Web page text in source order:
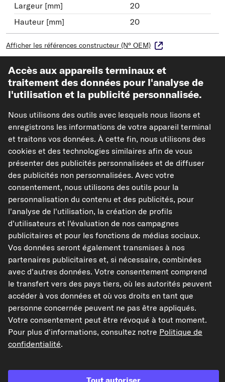
Largeur [mm]
20
Hauteur [mm]
20
Afficher les références constructeur (N° OEM)
FEBI BILSTEIN Bouchon fileté, boîte de
Réf : 173874
Serviceinf
ormation
ormation
Serviceinf
Serviceinf
2,98 €
TVA de 20% incluse,
Accès aux appareils terminaux et
traitement des données pour l'analyse de
l'utilisation et la publicité personnalisée.
Nous utilisons des outils avec lesquels nous lisons et
enregistrons les informations de votre appareil terminal
et traitons vos données. À cette fin, nous utilisons des
cookies et des technologies similaires afin de vous
présenter des publicités personnalisées et de diffuser
des publicités non personnalisées. Avec votre
consentement, nous utilisons des outils pour la
personnalisation du contenu et des publicités, pour
l'analyse de l'utilisation, la création de profils
d'utilisateurs et l'évaluation de nos campagnes
publicitaires et pour les fonctions de médias sociaux.
Vos données seront également transmises à nos
partenaires publicitaires et, si nécessaire, combinées
avec d'autres données. Votre consentement comprend
le transfert vers des pays tiers, où les autorités peuvent
accéder à vos données et où vos droits en tant que
personne concernée peuvent ne pas être appliqués.
Votre consentement peut être révoqué à tout moment.
Pour plus d'informations, consultez notre Politique de
confidentialité.
Tout autoriser